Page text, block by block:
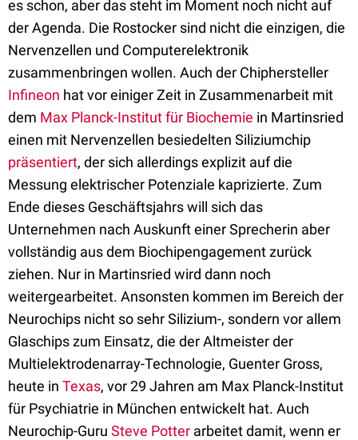
es schon, aber das steht im Moment noch nicht auf
der Agenda. Die Rostocker sind nicht die einzigen, die
Nervenzellen und Computerelektronik
zusammenbringen wollen. Auch der Chiphersteller
Infineon hat vor einiger Zeit in Zusammenarbeit mit
dem Max Planck-Institut für Biochemie in Martinsried
einen mit Nervenzellen besiedelten Siliziumchip
präsentiert, der sich allerdings explizit auf die
Messung elektrischer Potenziale kaprizierte. Zum
Ende dieses Geschäftsjahrs will sich das
Unternehmen nach Auskunft einer Sprecherin aber
vollständig aus dem Biochipengagement zurück
ziehen. Nur in Martinsried wird dann noch
weitergearbeitet. Ansonsten kommen im Bereich der
Neurochips nicht so sehr Silizium-, sondern vor allem
Glaschips zum Einsatz, die der Altmeister der
Multielektrodenarray-Technologie, Guenter Gross,
heute in Texas, vor 29 Jahren am Max Planck-Institut
für Psychiatrie in München entwickelt hat. Auch
Neurochip-Guru Steve Potter arbeitet damit, wenn er